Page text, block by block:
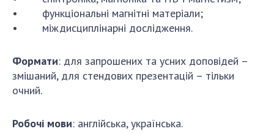
Членство в міжнародних організаціях
Міжнародні угоди
• функціональні магнітні матеріали;
• міждисциплінарні дослідження.
Формати: для запрошених та усних доповідей –
змішаний, для стендових презентацій – тільки
очний.
Робочі мови: англійська, українська.